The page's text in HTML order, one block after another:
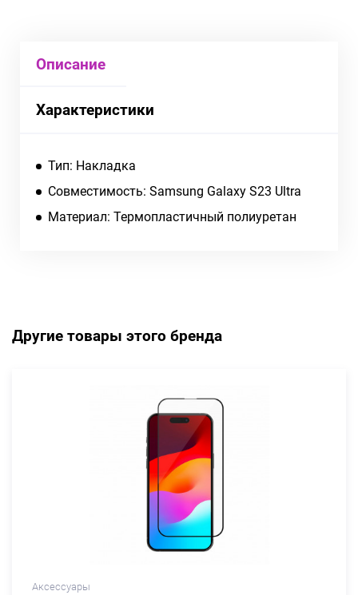
Описание
Характеристики
Тип: Накладка
Совместимость: Samsung Galaxy S23 Ultra
Материал: Термопластичный полиуретан
Другие товары этого бренда
Аксессуары